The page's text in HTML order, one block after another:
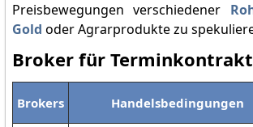
Preisbewegungen verschiedener
Gold oder Agrarprodukte zu
Broker für
Brokers Handelsbedingungen